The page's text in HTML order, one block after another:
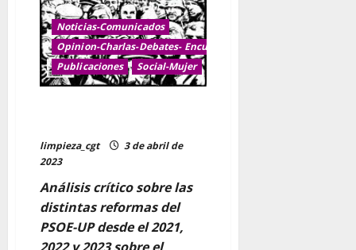
Noticias-Comunicados
Opinion-Charlas-Debates- Encuentros y jornadas
Publicaciones
Social-Mujer
limpieza_cgt
3 de abril de
2023
Análisis crítico sobre las
distintas reformas del
PSOE-UP desde el 2021,